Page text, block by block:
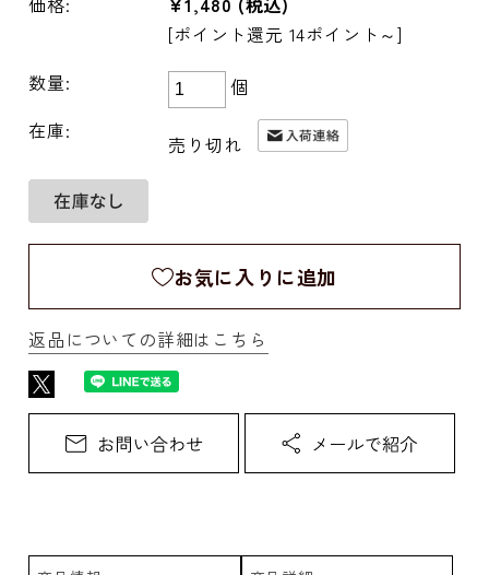
[ポイント還元 14ポイント～]
数量:
個
在庫:
売り切れ
お気に入りに追加
返品についての詳細はこちら